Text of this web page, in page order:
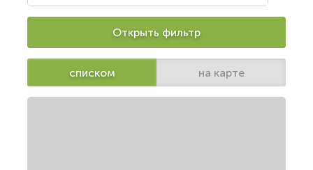
Открыть фильтр
списком на карте